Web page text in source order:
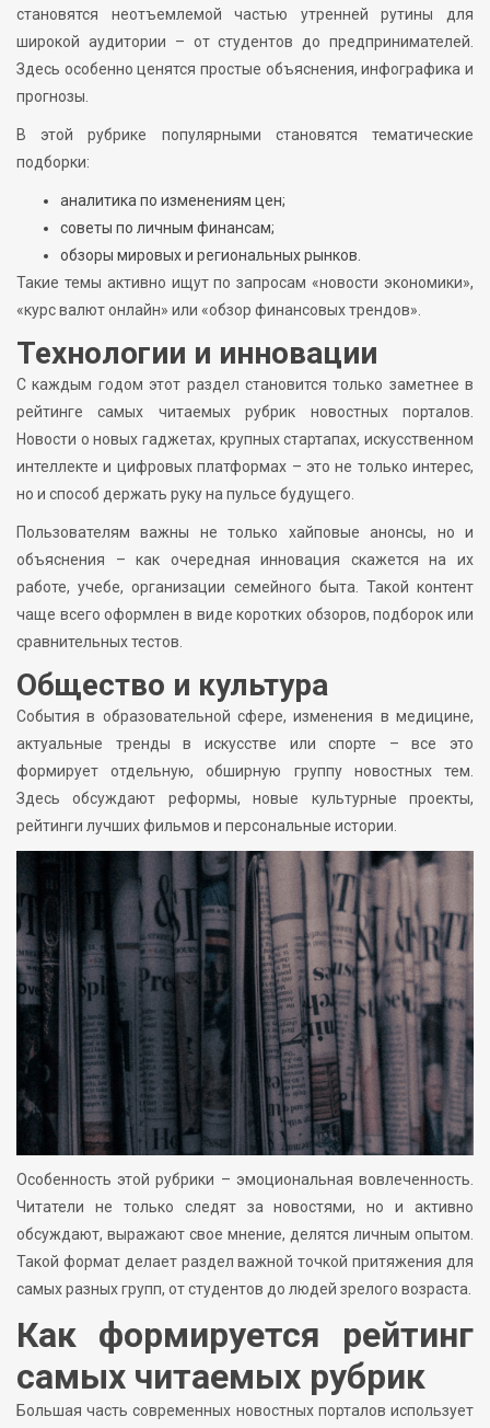
становятся неотъемлемой частью утренней рутины для
широкой аудитории – от студентов до предпринимателей.
Здесь особенно ценятся простые объяснения, инфографика и
прогнозы.
В этой рубрике популярными становятся тематические
подборки:
аналитика по изменениям цен;
советы по личным финансам;
обзоры мировых и региональных рынков.
Такие темы активно ищут по запросам «новости экономики»,
«курс валют онлайн» или «обзор финансовых трендов».
Технологии и инновации
С каждым годом этот раздел становится только заметнее в
рейтинге самых читаемых рубрик новостных порталов.
Новости о новых гаджетах, крупных стартапах, искусственном
интеллекте и цифровых платформах – это не только интерес,
но и способ держать руку на пульсе будущего.
Пользователям важны не только хайповые анонсы, но и
объяснения – как очередная инновация скажется на их
работе, учебе, организации семейного быта. Такой контент
чаще всего оформлен в виде коротких обзоров, подборок или
сравнительных тестов.
Общество и культура
События в образовательной сфере, изменения в медицине,
актуальные тренды в искусстве или спорте – все это
формирует отдельную, обширную группу новостных тем.
Здесь обсуждают реформы, новые культурные проекты,
рейтинги лучших фильмов и персональные истории.
Особенность этой рубрики – эмоциональная вовлеченность.
Читатели не только следят за новостями, но и активно
обсуждают, выражают свое мнение, делятся личным опытом.
Такой формат делает раздел важной точкой притяжения для
самых разных групп, от студентов до людей зрелого возраста.
Как формируется рейтинг
самых читаемых рубрик
Большая часть современных новостных порталов использует